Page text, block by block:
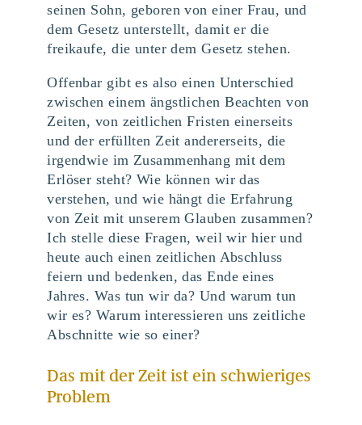
seinen Sohn, geboren von einer Frau, und
dem Gesetz unterstellt, damit er die
freikaufe, die unter dem Gesetz stehen.
Offenbar gibt es also einen Unterschied
zwischen einem ängstlichen Beachten von
Zeiten, von zeitlichen Fristen einerseits
und der erfüllten Zeit andererseits, die
irgendwie im Zusammenhang mit dem
Erlöser steht? Wie können wir das
verstehen, und wie hängt die Erfahrung
von Zeit mit unserem Glauben zusammen?
Ich stelle diese Fragen, weil wir hier und
heute auch einen zeitlichen Abschluss
feiern und bedenken, das Ende eines
Jahres. Was tun wir da? Und warum tun
wir es? Warum interessieren uns zeitliche
Abschnitte wie so einer?
Das mit der Zeit ist ein schwieriges
Problem